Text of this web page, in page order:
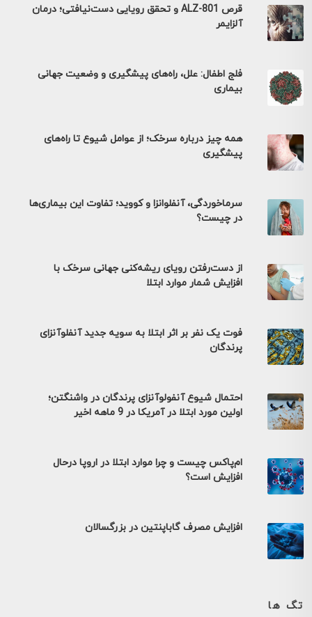
قرص ALZ-801 و تحقق رویایی دست‌نیافتی؛ درمان
آلزایمر
فلج اطفال: علل، راه‌های پیشگیری و وضعیت جهانی
بیماری
همه چیز درباره سرخک؛ از عوامل شیوع تا راه‌های
پیشگیری
سرماخوردگی، آنفلوانزا و کووید؛ تفاوت این بیماری‌ها
در چیست؟
از دست‌رفتن رویای ریشه‌کنی جهانی سرخک با
افزایش شمار موارد ابتلا
فوت یک نفر بر اثر ابتلا به سویه جدید آنفلوآنزای
پرندگان
احتمال شیوع آنفولوآنزای پرندگان در واشنگتن؛
اولین مورد ابتلا در آمریکا در 9 ماهه اخیر
ام‌پاکس چیست و چرا موارد ابتلا در اروپا درحال
افزایش است؟
افزایش مصرف گاباپنتین در بزرگسالان
تگ ها